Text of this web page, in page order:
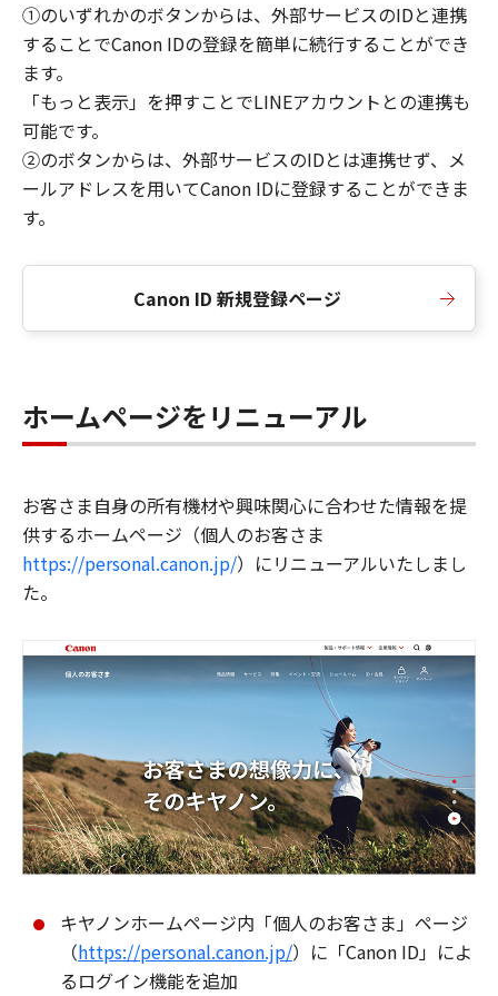
①のいずれかのボタンからは、外部サービスのIDと連携
することでCanon IDの登録を簡単に続行することができ
ます。
「もっと表示」を押すことでLINEアカウントとの連携も
可能です。
②のボタンからは、外部サービスのIDとは連携せず、メ
ールアドレスを用いてCanon IDに登録することができま
す。
Canon ID 新規登録ページ
ホームページをリニューアル
お客さま自身の所有機材や興味関心に合わせた情報を提
供するホームページ（個人のお客さま
https://personal.canon.jp/）にリニューアルいたしまし
た。
キヤノンホームページ内「個人のお客さま」ページ
（https://personal.canon.jp/）に「Canon ID」によ
るログイン機能を追加